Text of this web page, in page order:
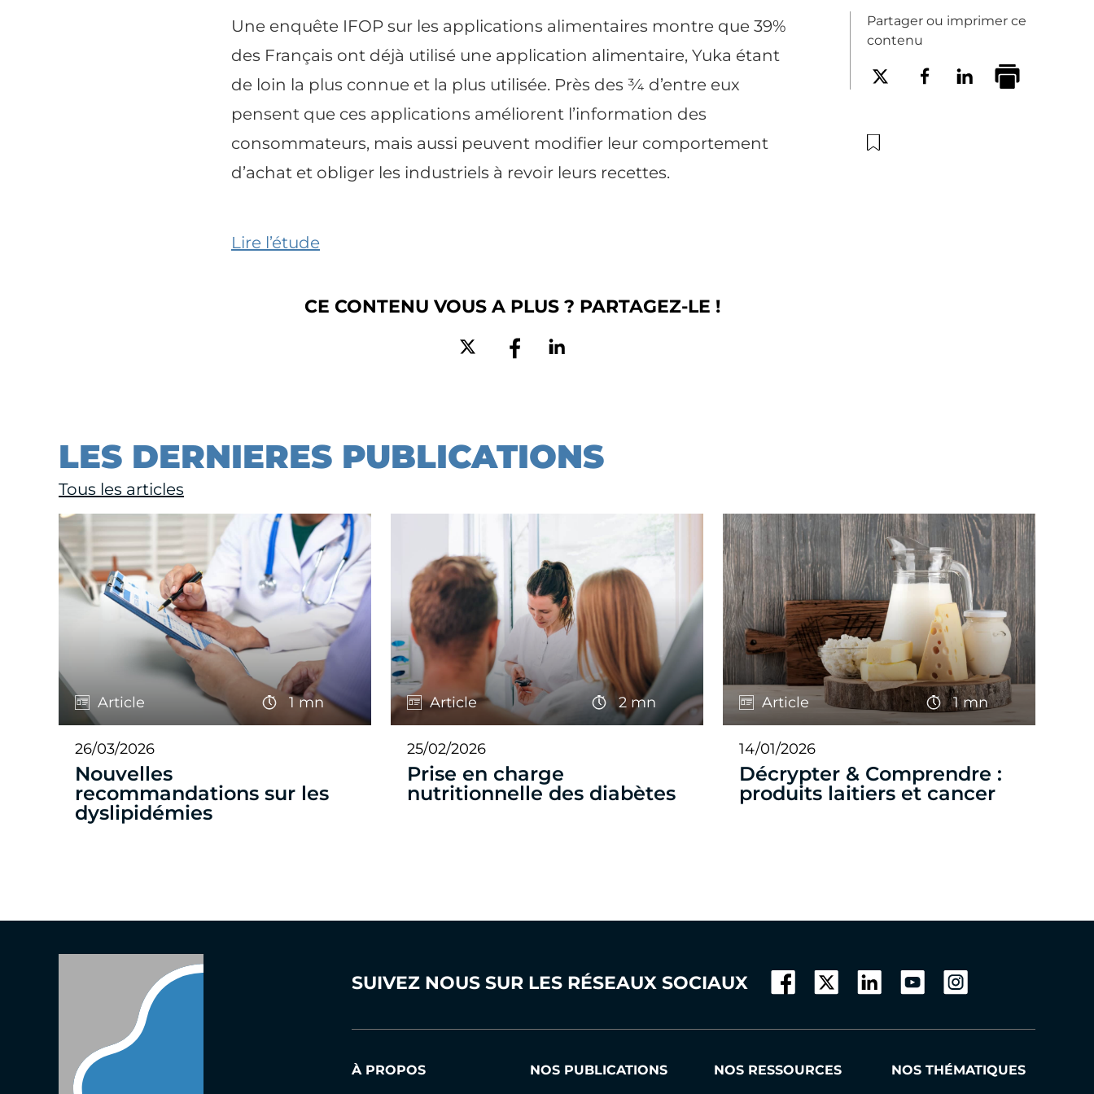
Une enquête IFOP sur les applications alimentaires montre que 39%
des Français ont déjà utilisé une application alimentaire, Yuka étant
de loin la plus connue et la plus utilisée. Près des ¾ d’entre eux
pensent que ces applications améliorent l’information des
consommateurs, mais aussi peuvent modifier leur comportement
d’achat et obliger les industriels à revoir leurs recettes.
Lire l’étude
CE CONTENU VOUS A PLUS ? PARTAGEZ-LE !
Partager ou imprimer ce
contenu
LES DERNIERES PUBLICATIONS
Tous les articles
Article 1 mn
26/03/2026
Nouvelles
recommandations sur les
dyslipidémies
Article 2 mn
25/02/2026
Prise en charge
nutritionnelle des diabètes
Article 1 mn
14/01/2026
Décrypter & Comprendre :
produits laitiers et cancer
SUIVEZ NOUS SUR LES RÉSEAUX SOCIAUX
À PROPOS NOS PUBLICATIONS NOS RESSOURCES NOS THÉMATIQUES